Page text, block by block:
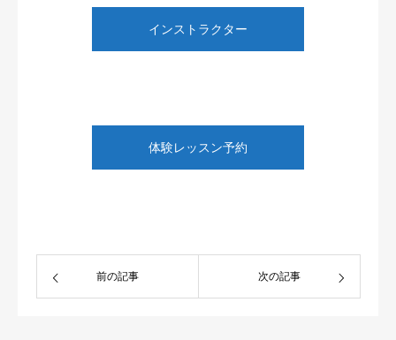
インストラクター
体験レッスン予約
前の記事 次の記事